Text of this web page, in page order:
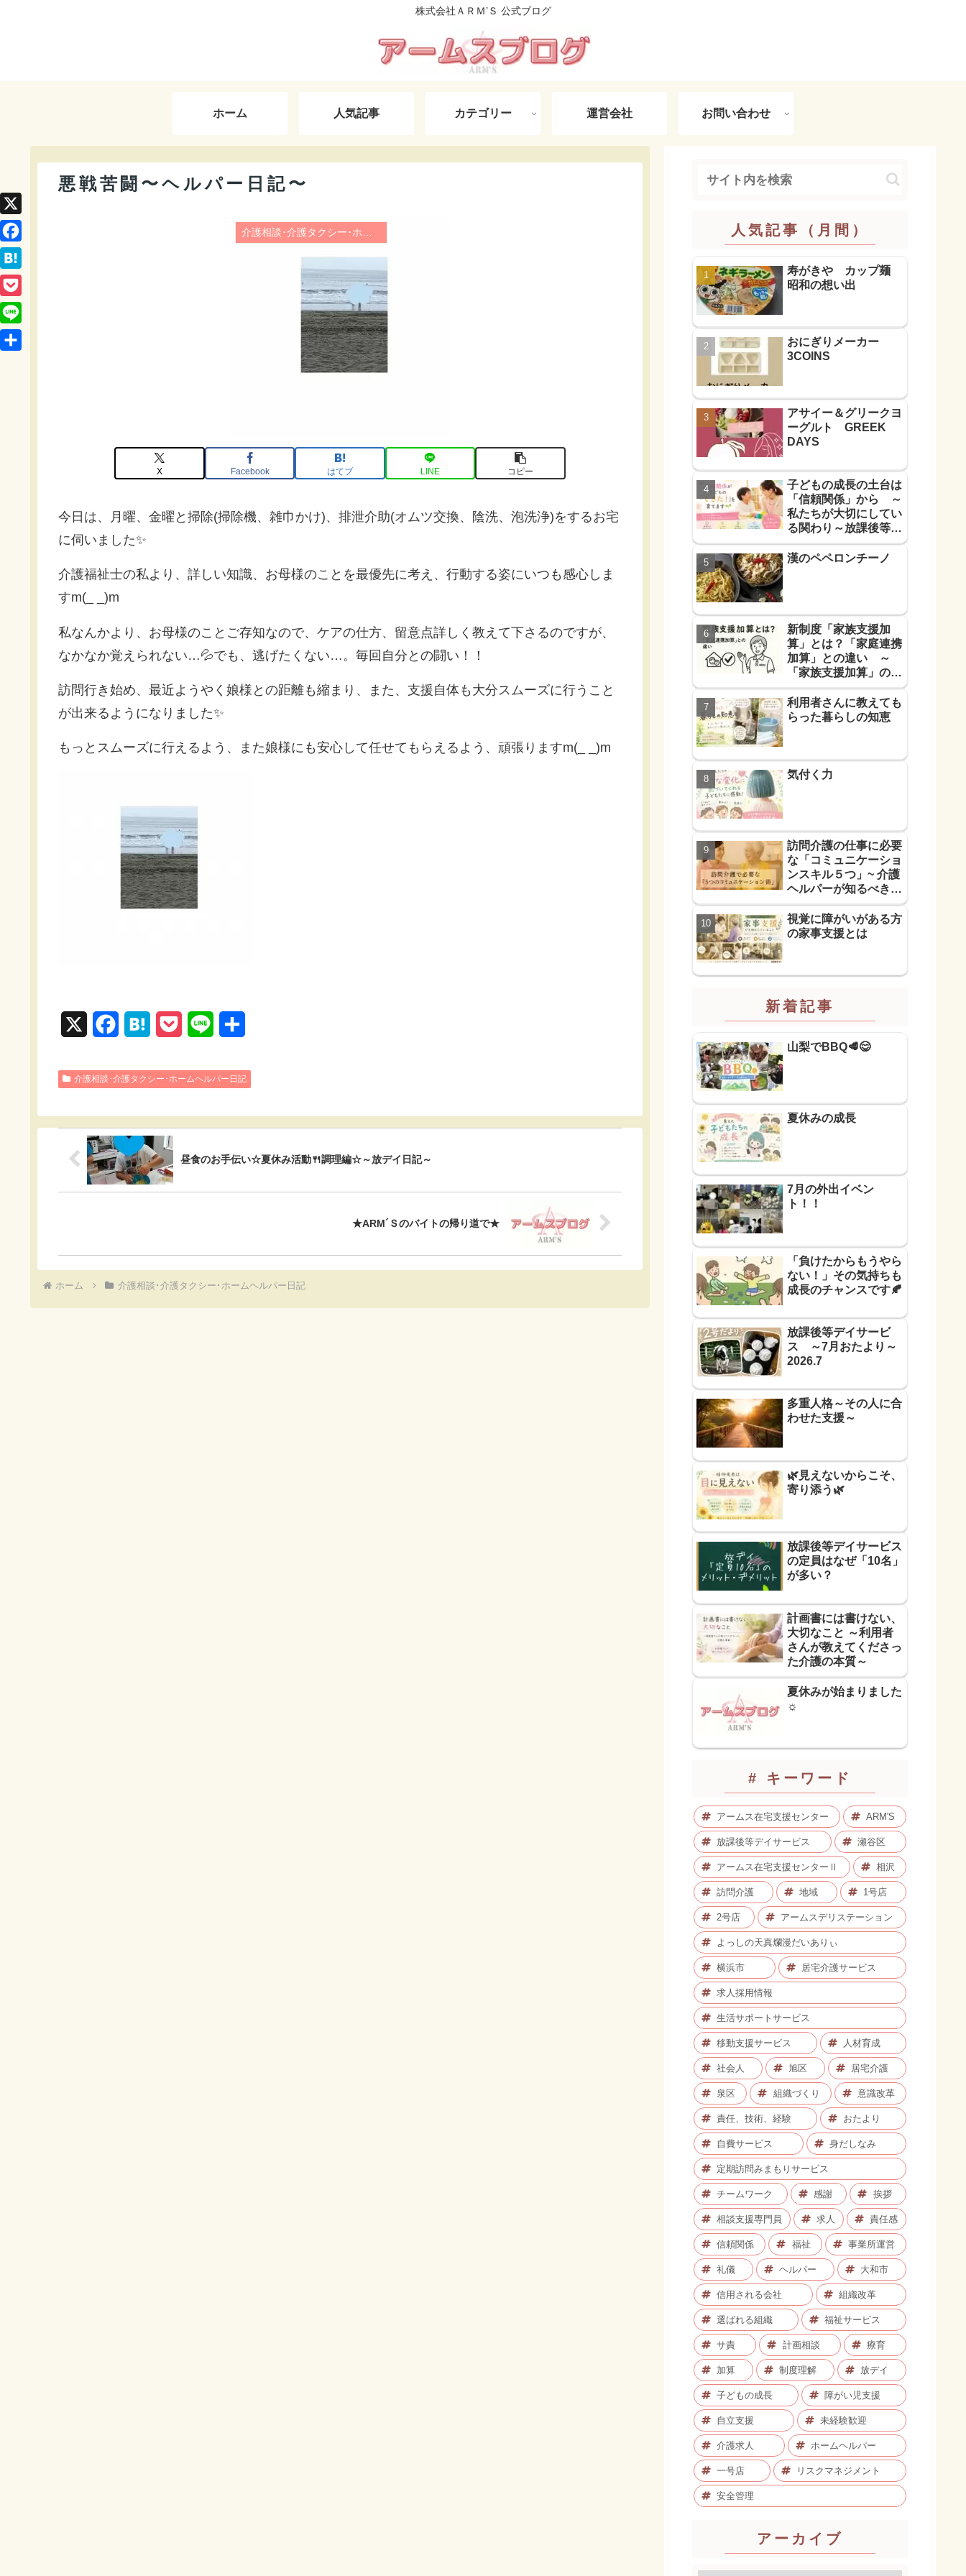
株式会社ＡＲＭ’Ｓ 公式ブログ
ホーム 人気記事 カテゴリー 運営会社 お問い合わせ
悪戦苦闘〜ヘルパー日記〜
X Facebook はてブ LINE コピー
今日は、月曜、金曜と掃除(掃除機、雑巾かけ)、排泄介助(オムツ交換、陰洗、泡洗浄)をするお宅
に伺いました✨
介護福祉士の私より、詳しい知識、お母様のことを最優先に考え、行動する姿にいつも感心しま
すm(_ _)m
私なんかより、お母様のことご存知なので、ケアの仕方、留意点詳しく教えて下さるのですが、
なかなか覚えられない…💦でも、逃げたくない…。毎回自分との闘い！！
訪問行き始め、最近ようやく娘様との距離も縮まり、また、支援自体も大分スムーズに行うこと
が出来るようになりました✨
もっとスムーズに行えるよう、また娘様にも安心して任せてもらえるよう、頑張りますm(_ _)m
c
b
o
o
t
n
a
c
e
t
n
介護相談･介護タクシー･ホームヘルパー日記
昼食のお手伝い☆夏休み活動🍴調理編☆～放デイ日記～
★ARM´Ｓのバイトの帰り道で★
ホーム 介護相談･介護タクシー･ホームヘルパー日記
X
F
a
c
e
b
H
a
t
e
P
o
c
L
人気記事（月間）
寿がきや カップ麺
昭和の想い出
おにぎりメーカー
3COINS
アサイー＆グリークヨ
ーグルト GREEK
DAYS
子どもの成長の土台は
「信頼関係」から ～
私たちが大切にしてい
る関わり～放課後等デ
イサービス
漢のペペロンチーノ
新制度「家族支援加
算」とは？「家庭連携
加算」との違い ～
「家族支援加算」の算
定要件と支援方法！を
解説します～
利用者さんに教えても
らった暮らしの知恵
気付く力
訪問介護の仕事に必要
な「コミュニケーショ
ンスキル５つ」~ 介護
ヘルパーが知るべき
「信頼に必要なコミュ
力５つ」~
視覚に障がいがある方
の家事支援とは
新着記事
山梨でBBQ🥩😋
夏休みの成長
7月の外出イベン
ト！！
「負けたからもうやら
ない！」その気持ちも
成長のチャンスです🍂
放課後等デイサービ
ス ～7月おたより～
2026.7
多重人格～その人に合
わせた支援～
🌿見えないからこそ、
寄り添う🌿
放課後等デイサービス
の定員はなぜ「10名」
が多い？
計画書には書けない、
大切なこと ～利用者
さんが教えてくださっ
た介護の本質～
夏休みが始まりました
☼
# キーワード
アームス在宅支援センター ARM'S
放課後等デイサービス 瀬谷区
アームス在宅支援センターⅡ 相沢
訪問介護 地域 1号店
2号店 アームスデリステーション
よっしの天真爛漫だいありぃ
横浜市 居宅介護サービス
求人採用情報
生活サポートサービス
移動支援サービス 人材育成
社会人 旭区 居宅介護
泉区 組織づくり 意識改革
責任、技術、経験 おたより
自費サービス 身だしなみ
定期訪問みまもりサービス
チームワーク 感謝 挨拶
相談支援専門員 求人 責任感
信頼関係 福祉 事業所運営
礼儀 ヘルパー 大和市
信用される会社 組織改革
選ばれる組織 福祉サービス
サ責 計画相談 療育
加算 制度理解 放デイ
子どもの成長 障がい児支援
自立支援 未経験歓迎
介護求人 ホームヘルパー
一号店 リスクマネジメント
安全管理
アーカイブ